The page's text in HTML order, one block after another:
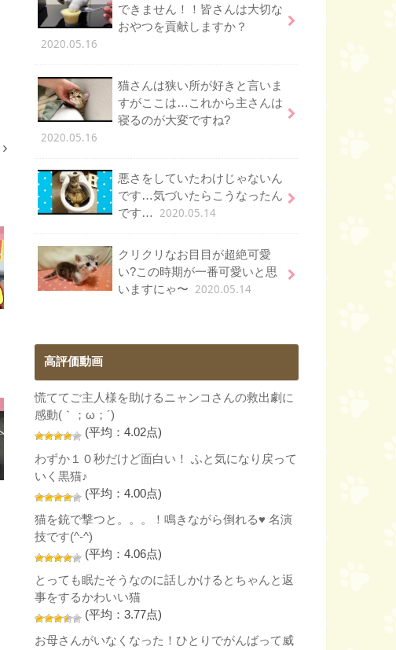
できません！！皆さんは大切な
おやつを貢献しますか？
2020.05.16
猫さんは狭い所が好きと言いま
すがここは…これから主さんは
寝るのが大変ですね?
2020.05.16
悪さをしていたわけじゃないん
です…気づいたらこうなったん
です…
2020.05.14
クリクリなお目目が超絶可愛
い?この時期が一番可愛いと思
いますにゃ〜 2020.05.14
高評価動画
慌ててご主人様を助けるニャンコさんの救出劇に
感動(｀；ω；´)
(平均：4.02点)
わずか１０秒だけど面白い！ ふと気になり戻って
いく黒猫♪
(平均：4.00点)
猫を銃で撃つと。。。！鳴きながら倒れる♥ 名演
技です(^-^)
(平均：4.06点)
とっても眠たそうなのに話しかけるとちゃんと返
事をするかわいい猫
(平均：3.77点)
お母さんがいなくなった！ひとりでがんばって威